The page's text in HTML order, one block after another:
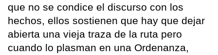
que no se condice el discurso con los
hechos, ellos sostienen que hay que dejar
abierta una vieja traza de la ruta pero
cuando lo plasman en una Ordenanza,